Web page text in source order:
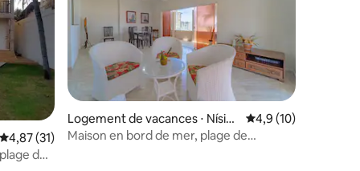
: 4,83 sur 5
Évaluation moyenne sur la base de 31 commentaires : 4,87 sur 5
4,87 (31)
de
Logement de vacances ⋅ Nísia
Floresta
Évaluation
4,9 (10)
Maison en bord de mer, plage de